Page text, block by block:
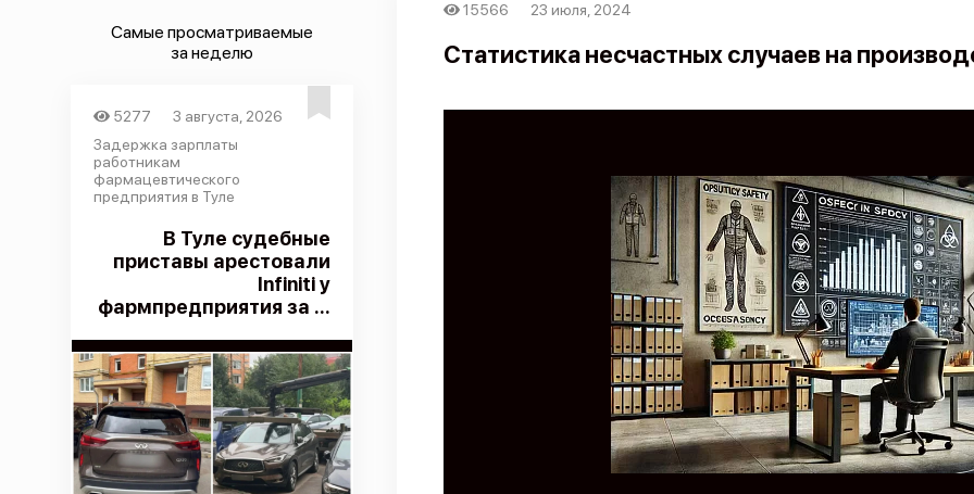
Самые просматриваемые
за неделю
5277
3 августа, 2026
Задержка зарплаты
работникам
фармацевтического
предприятия в Туле
В Туле судебные
приставы арестовали
Infiniti у
фармпредприятия за ...
15566 23 июля, 2024
Статистика несчастных случаев на